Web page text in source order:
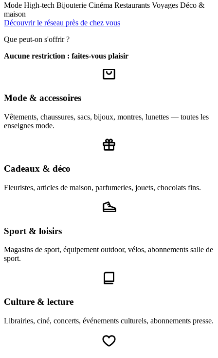
Mode High-tech Bijouterie Cinéma Restaurants Voyages Déco &
maison
Découvrir le réseau près de chez vous
Que peut-on s'offrir ?
Aucune restriction : faites-vous plaisir
Mode & accessoires
Vêtements, chaussures, sacs, bijoux, montres, lunettes — toutes les
enseignes mode.
Cadeaux & déco
Fleuristes, articles de maison, parfumeries, jouets, chocolats fins.
Sport & loisirs
Magasins de sport, équipement outdoor, vélos, abonnements salle de
sport.
Culture & lecture
Librairies, ciné, concerts, événements culturels, abonnements presse.